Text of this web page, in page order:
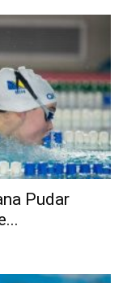
Pudar